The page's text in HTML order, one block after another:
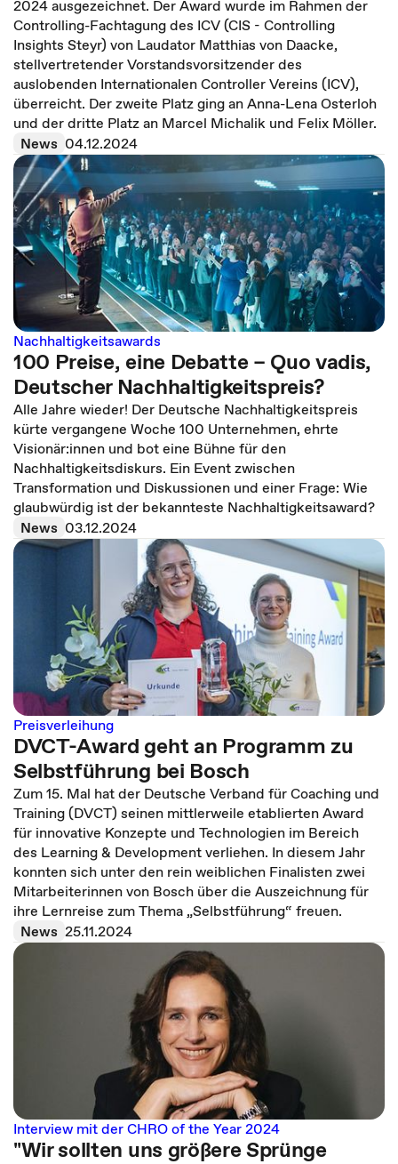
2024 ausgezeichnet. Der Award wurde im Rahmen der
Controlling-Fachtagung des ICV (CIS - Controlling
Insights Steyr) von Laudator Matthias von Daacke,
stellvertretender Vorstandsvorsitzender des
auslobenden Internationalen Controller Vereins (ICV),
überreicht. Der zweite Platz ging an Anna-Lena Osterloh
und der dritte Platz an Marcel Michalik und Felix Möller.
News 04.12.2024
Nachhaltigkeitsawards
100 Preise, eine Debatte – Quo vadis,
Deutscher Nachhaltigkeitspreis?
Alle Jahre wieder! Der Deutsche Nachhaltigkeitspreis
kürte vergangene Woche 100 Unternehmen, ehrte
Visionär:innen und bot eine Bühne für den
Nachhaltigkeitsdiskurs. Ein Event zwischen
Transformation und Diskussionen und einer Frage: Wie
glaubwürdig ist der bekannteste Nachhaltigkeitsaward?
News 03.12.2024
Preisverleihung
DVCT-Award geht an Programm zu
Selbstführung bei Bosch
Zum 15. Mal hat der Deutsche Verband für Coaching und
Training (DVCT) seinen mittlerweile etablierten Award
für innovative Konzepte und Technologien im Bereich
des Learning & Development verliehen. In diesem Jahr
konnten sich unter den rein weiblichen Finalisten zwei
Mitarbeiterinnen von Bosch über die Auszeichnung für
ihre Lernreise zum Thema „Selbstführung“ freuen.
News 25.11.2024
Interview mit der CHRO of the Year 2024
"Wir sollten uns größere Sprünge